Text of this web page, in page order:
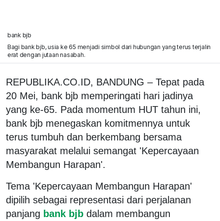
bank bjb
Bagi bank bjb, usia ke 65 menjadi simbol dari hubungan yang terus terjalin
erat dengan jutaan nasabah.
REPUBLIKA.CO.ID, BANDUNG – Tepat pada
20 Mei, bank bjb memperingati hari jadinya
yang ke-65. Pada momentum HUT tahun ini,
bank bjb menegaskan komitmennya untuk
terus tumbuh dan berkembang bersama
masyarakat melalui semangat 'Kepercayaan
Membangun Harapan'.
Tema 'Kepercayaan Membangun Harapan'
dipilih sebagai representasi dari perjalanan
panjang bank bjb dalam membangun